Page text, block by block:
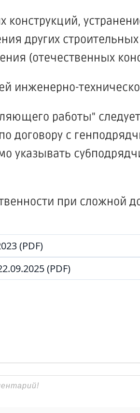
конструкций,
других
(отечественных
инженерно-
работы"
договору с
указывать
при сложной
(PDF)
(PDF)